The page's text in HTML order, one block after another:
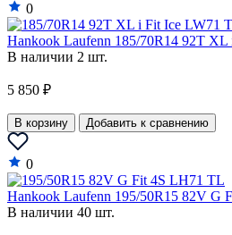
Suzuki
Tata
Toyota
Vauxhall
VAZ
0
Hankook Laufenn 185/70R14 92T
В наличии 2 шт.
5 850 ₽
В корзину Добавить к сравнению
0
Hankook Laufenn 195/50R15 82V G
В наличии 40 шт.